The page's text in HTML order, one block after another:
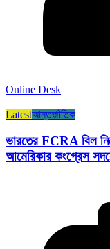
Online Desk
Latestআন্তর্জাতিক
ভারতের FCRA বিল
আমেরিকার কংগ্রেস